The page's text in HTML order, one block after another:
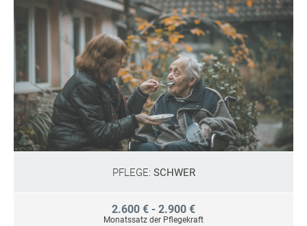
PFLEGE: SCHWER
2.600 € - 2.900 €
Monatssatz der Pflegekraft